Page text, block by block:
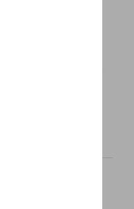
prix recommandés
Pour connaitre le prix
montage, veuillez
prix recommandés